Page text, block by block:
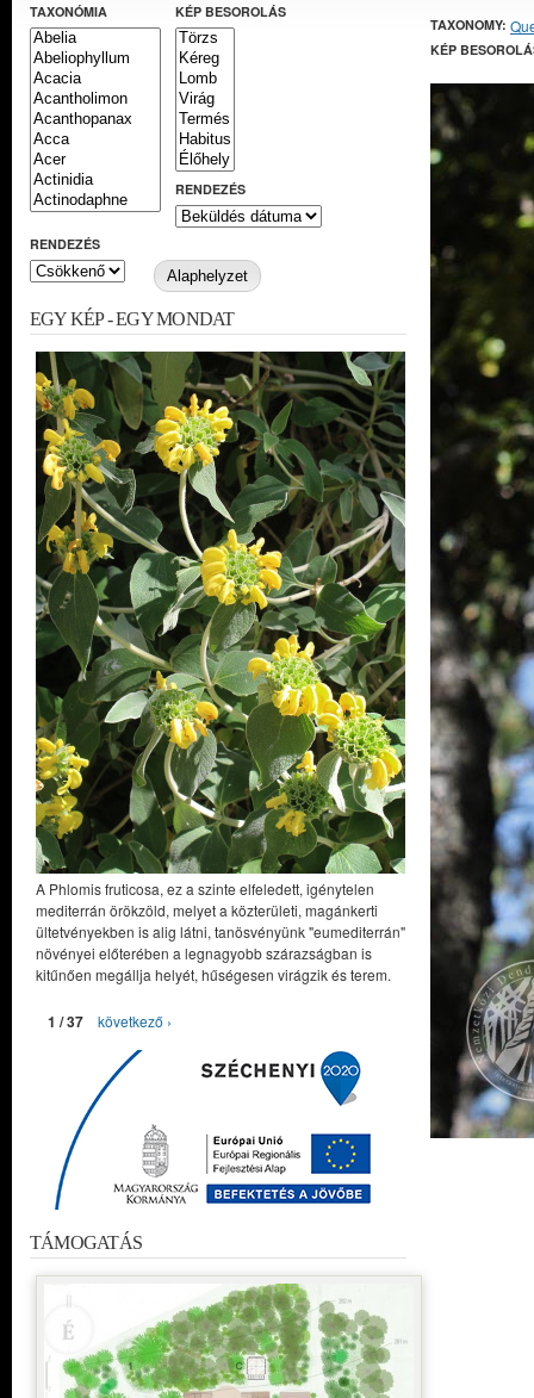
TAXONOMY:
KÉP
TAXONÓMIA KÉP BESOROLÁS
RENDEZÉS
RENDEZÉS
EGY KÉP - EGY MONDAT
A Phlomis fruticosa, ez a szinte elfeledett, igénytelen
mediterrán örökzöld, melyet a közterületi, magánkerti
ültetvényekben is alig látni, tanösvényünk "eumediterrán"
növényei előterében a legnagyobb szárazságban is
kitűnően megállja helyét, hűségesen virágzik és terem.
1 / 37 következő ›
TÁMOGATÁS